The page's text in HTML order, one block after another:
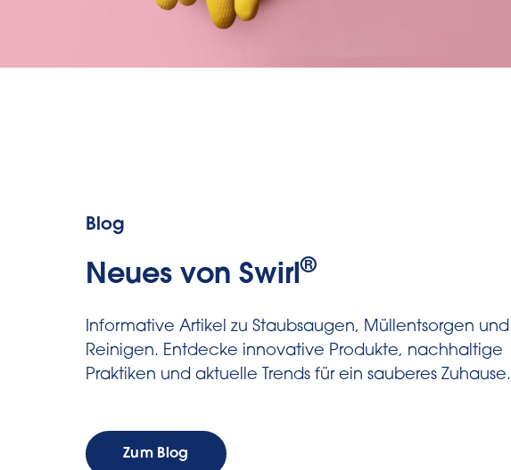
Blog
Neues von Swirl®
Informative Artikel zu Staubsaugen, Müllentsorgen und
Reinigen. Entdecke innovative Produkte, nachhaltige
Praktiken und aktuelle Trends für ein sauberes Zuhause.
Zum Blog